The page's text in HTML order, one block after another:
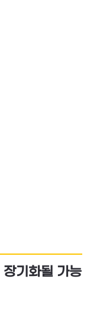
장기화될 가능